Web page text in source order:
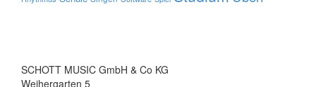
SCHOTT MUSIC GmbH & Co KG
Weihergarten 5